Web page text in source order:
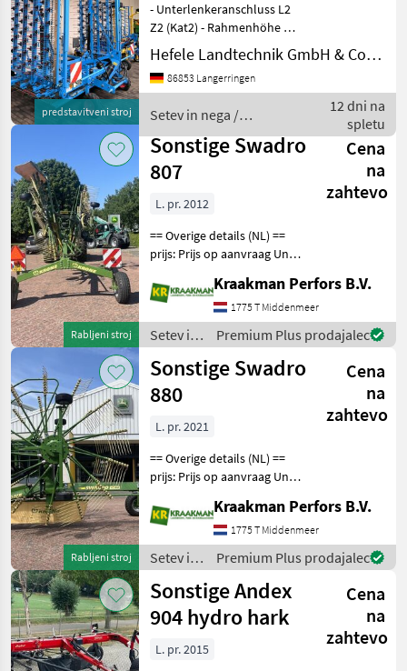
predstavitveni stroj
- Unterlenkeranschluss L2
Z2 (Kat2) - Rahmenhöhe 45
cm - Strichabstand 31, 25
mm - 8 Reihen Zinken, 4
Balken - Hydraulischer
1 - 5 kg -
Hefele Landtechnik GmbH & Co.KG
86853 Langerringen
Setev in nega /
Sonstige
12 dni na
spletu
Rabljeni stroj
Sonstige Swadro
807
Cena
na
zahtevo
L. pr. 2012
== Overige details (NL) ==
prijs: Prijs op aanvraag Unit:
Werkbreedte 6.2 m Banden
van rotor 16/6.50-8 Banden
van chassis 10.0/75-15.
Kraakman Perfors B.V.
1775 T Middenmeer
Setev in
nega /
Sonstige
Premium Plus prodajalec
Rabljeni stroj
Sonstige Swadro
880
Cena
na
zahtevo
L. pr. 2021
== Overige details (NL) ==
prijs: Prijs op aanvraag Unit:
Werkbreedte: traploos
instelbaar van 7, 60 tot 8, 80
meter Transportbreedte:
Kraakman Perfors B.V.
1775 T Middenmeer
Setev in
nega /
Sonstige
Premium Plus prodajalec
Sonstige Andex
904 hydro hark
Cena
na
zahtevo
L. pr. 2015